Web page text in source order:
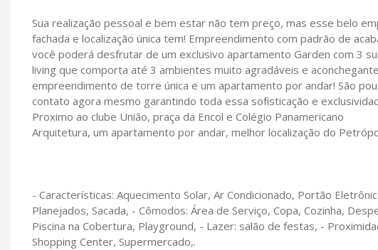
Sua realização pessoal e bem estar não tem preço, mas esse belo
fachada e localização única tem! Empreendimento com padrão de
você poderá desfrutar de um exclusivo apartamento Garden com 3
living que comporta até 3 ambientes muito agradáveis e
empreendimento de torre única e um apartamento por andar! São
contato agora mesmo garantindo toda essa sofisticação e
Proximo ao clube União, praça da Encol e Colégio Panamericano
Arquitetura, um apartamento por andar, melhor localização do
- Características: Aquecimento Solar, Ar Condicionado, Portão
Planejados, Sacada, - Cômodos: Área de Serviço, Copa, Cozinha,
Piscina na Cobertura, Playground, - Lazer: salão de festas, -
Shopping Center, Supermercado,.